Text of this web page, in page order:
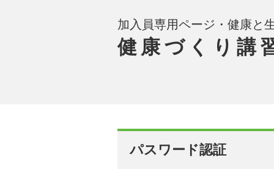
加入員専用ページ・健康と
健康づくり講
パスワード認証